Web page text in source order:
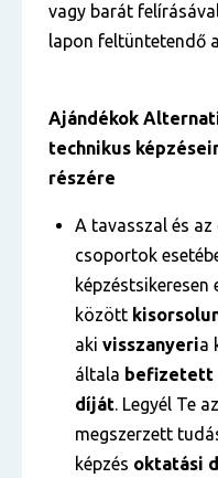
vagy barát
lapon feltüntetendő
Ajándékok
technikus
részére
A tavasszal és
csoportok
képzéstsikeresen
között
aki visszanyeria
általa befizetett
díját. Legyél Te
megszerzett
képzés oktatási